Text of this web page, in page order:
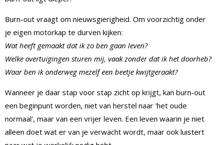
Burn-out vraagt om nieuwsgierigheid. Om voorzichtig onder
je eigen motorkap te durven kijken:
Wat heeft gemaakt dat ik zo ben gaan leven?
Welke overtuigingen sturen mij, vaak zonder dat ik het doorheb?
Waar ben ik onderweg mezelf een beetje kwijtgeraakt?
Wanneer je daar stap voor stap zicht op krijgt, kan burn-out
een beginpunt worden, niet van herstel naar 'het oude
normaal', maar van een vrijer leven. Een leven waarin je niet
alleen doet wat er van je verwacht wordt, maar ook luistert